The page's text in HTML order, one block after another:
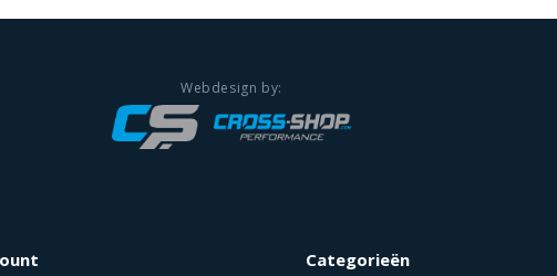
Categorieën